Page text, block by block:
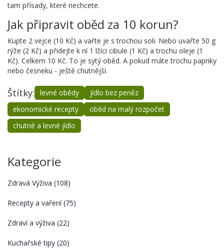
tam přísady, které nechcete.
Jak připravit oběd za 10 korun?
Kupte 2 vejce (10 Kč) a vařte je s trochou soli. Nebo uvařte 50 g
rýže (2 Kč) a přidejte k ní 1 lžíci cibule (1 Kč) a trochu oleje (1
Kč). Celkem 10 Kč. To je sytý oběd. A pokud máte trochu papriky
nebo česneku - ještě chutnější.
Štítky: levné obědy
jídlo bez peněz
ekonomické recepty
oběd na malý rozpočet
chutné a levné jídlo
Kategorie
Zdravá Výživa (108)
Recepty a vaření(75)
Zdraví a výživa (22)
Kuchařské tipy (20)